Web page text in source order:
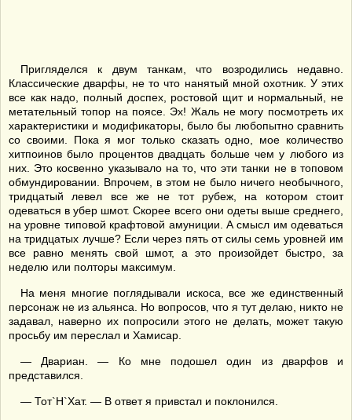
Пригляделся к двум танкам, что возродились недавно.
Классические дварфы, не то что нанятый мной охотник. У этих
все как надо, полный доспех, ростовой щит и нормальный, не
метательный топор на поясе. Эх! Жаль не могу посмотреть их
характеристики и модификаторы, было бы любопытно сравнить
со своими. Пока я мог только сказать одно, мое количество
хитпоинов было процентов двадцать больше чем у любого из
них. Это косвенно указывало на то, что эти танки не в топовом
обмундировании. Впрочем, в этом не было ничего необычного,
тридцатый левел все же не тот рубеж, на котором стоит
одеваться в убер шмот. Скорее всего они одеты выше среднего,
на уровне типовой крафтовой амуниции. А смысл им одеваться
на тридцатых лучше? Если через пять от силы семь уровней им
все равно менять свой шмот, а это произойдет быстро, за
неделю или полторы максимум.
На меня многие поглядывали искоса, все же единственный
персонаж не из альянса. Но вопросов, что я тут делаю, никто не
задавал, наверно их попросили этого не делать, может такую
просьбу им переслал и Хамисар.
— Двариан. — Ко мне подошел один из дварфов и
представился.
— Тот`Н`Хат. — В ответ я привстал и поклонился.